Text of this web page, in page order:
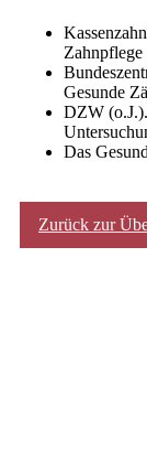
Zurück zur
Gesunde
DZW
Das